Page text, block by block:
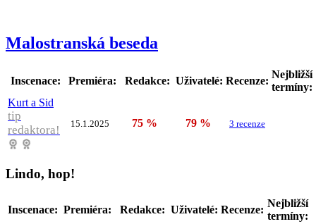
Malostranská beseda
Inscenace: Premiéra: Redakce: Uživatelé: Recenze:
Nejbližší
termíny:
Kurt a Sid
tip
redaktora!
15.1.2025 75 % 79 % 3 recenze
Lindo, hop!
Inscenace: Premiéra: Redakce: Uživatelé: Recenze:
Nejbližší
termíny: